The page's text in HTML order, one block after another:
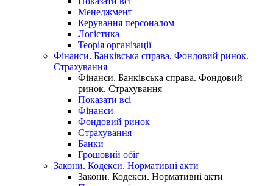
Менеджмент
Керування персоналом
Логістика
Теорія організації
Фінанси. Банківська справа. Фондовий ринок.
Страхування
Фінанси. Банківська справа. Фондовий
ринок. Страхування
Показати всі
Фінанси
Фондовий ринок
Страхування
Банки
Грошовий обіг
Закони. Кодекси. Нормативні акти
Закони. Кодекси. Нормативні акти